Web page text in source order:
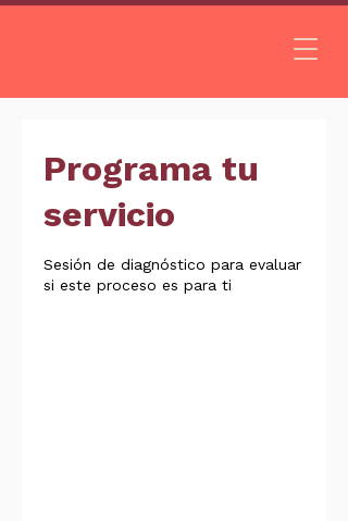
Programa tu
servicio
Sesión de diagnóstico para evaluar
si este proceso es para ti